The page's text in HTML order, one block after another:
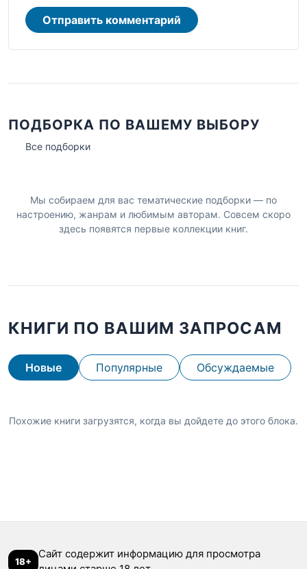
Отправить комментарий
ПОДБОРКА ПО ВАШЕМУ ВЫБОРУ
Все подборки
Мы собираем для вас тематические подборки — по
настроению, жанрам и любимым авторам. Совсем скоро
здесь появятся первые коллекции книг.
КНИГИ ПО ВАШИМ ЗАПРОСАМ
Новые Популярные Обсуждаемые
Похожие книги загрузятся, когда вы дойдете до этого блока.
18+
Сайт содержит информацию для просмотра